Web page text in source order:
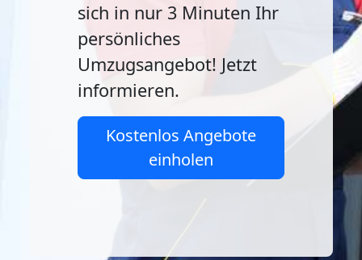
sich in nur 3 Minuten Ihr
persönliches
Umzugsangebot! Jetzt
informieren.
Kostenlos Angebote
einholen